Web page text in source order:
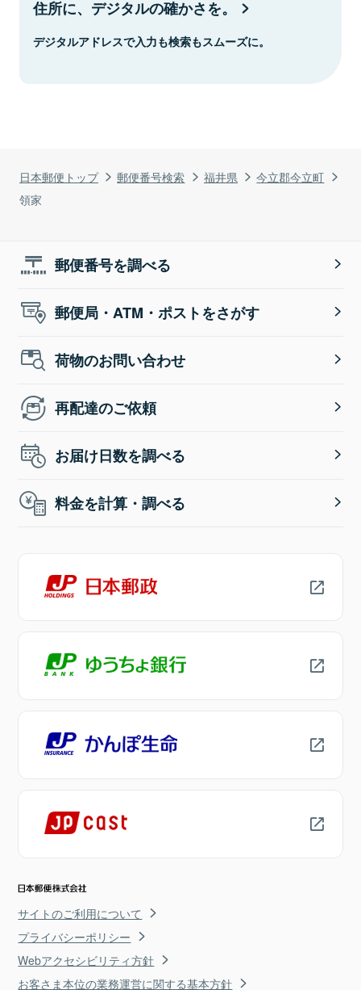
日本郵便トップ 郵便番号検索 福井県
今立郡今立町
領家
住所に、デジタルの確かさを。
デジタルアドレスで入力も検索もスムーズに。
郵便番号を調べる
郵便局・ATM・ポストをさがす
荷物のお問い合わせ
再配達のご依頼
お届け日数を調べる
料金を計算・調べる
サイトのご利用について
プライバシーポリシー
Webアクセシビリティ方針
お客さま本位の業務運営に関する基本方針